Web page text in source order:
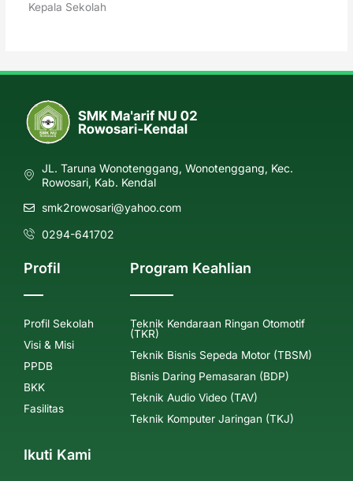
Kepala Sekolah
JL. Taruna Wonotenggang, Wonotenggang, Kec.
Rowosari, Kab. Kendal
smk2rowosari@yahoo.com
0294-641702
Profil
Profil Sekolah
Visi & Misi
PPDB
BKK
Fasilitas
Program Keahlian
Teknik Kendaraan Ringan Otomotif
(TKR)
Teknik Bisnis Sepeda Motor (TBSM)
Bisnis Daring Pemasaran (BDP)
Teknik Audio Video (TAV)
Teknik Komputer Jaringan (TKJ)
Ikuti Kami